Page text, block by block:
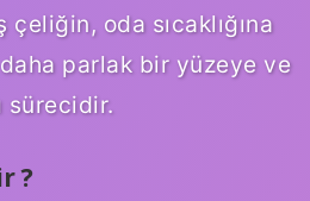
oda sıcaklığına
parlak bir yüzeye ve
sürecidir.
?